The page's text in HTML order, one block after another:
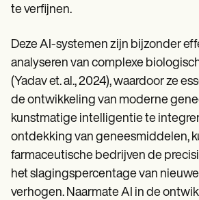
te verfijnen.
Deze AI-systemen zijn bijzonder
analyseren van complexe
(Yadav et. al., 2024), waardoor ze
de ontwikkeling van moderne
kunstmatige intelligentie te
ontdekking van geneesmiddelen,
farmaceutische bedrijven de
het slagingspercentage van
verhogen. Naarmate AI in de